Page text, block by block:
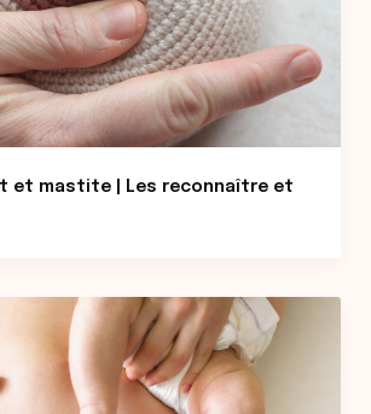
et mastite | Les reconnaître et